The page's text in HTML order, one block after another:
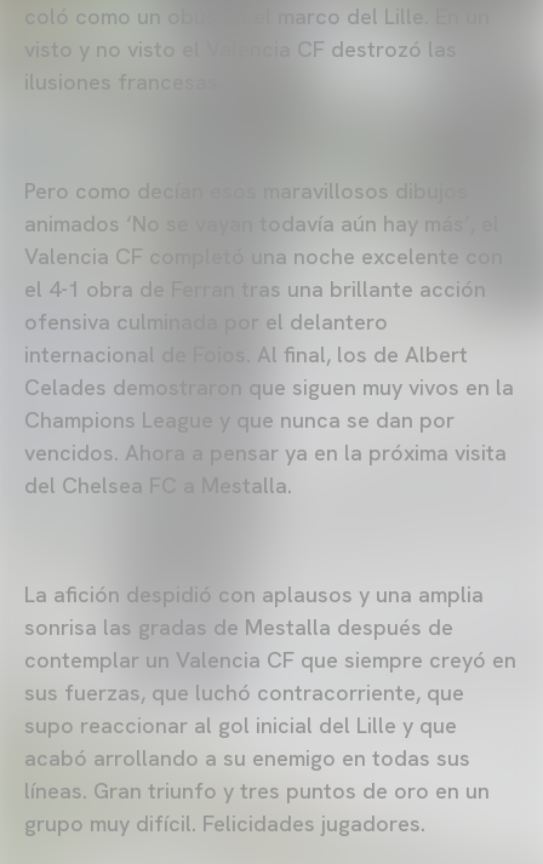
coló como un obús en el marco del Lille. En un
visto y no visto el Valencia CF destrozó las
ilusiones francesas.
Pero como decían esos maravillosos dibujos
animados ‘No se vayan todavía aún hay más’, el
Valencia CF completó una noche excelente con
el 4-1 obra de Ferran tras una brillante acción
ofensiva culminada por el delantero
internacional de Foios. Al final, los de Albert
Celades demostraron que siguen muy vivos en la
Champions League y que nunca se dan por
vencidos. Ahora a pensar ya en la próxima visita
del Chelsea FC a Mestalla.
La afición despidió con aplausos y una amplia
sonrisa las gradas de Mestalla después de
contemplar un Valencia CF que siempre creyó en
sus fuerzas, que luchó contracorriente, que
supo reaccionar al gol inicial del Lille y que
acabó arrollando a su enemigo en todas sus
líneas. Gran triunfo y tres puntos de oro en un
grupo muy difícil. Felicidades jugadores.